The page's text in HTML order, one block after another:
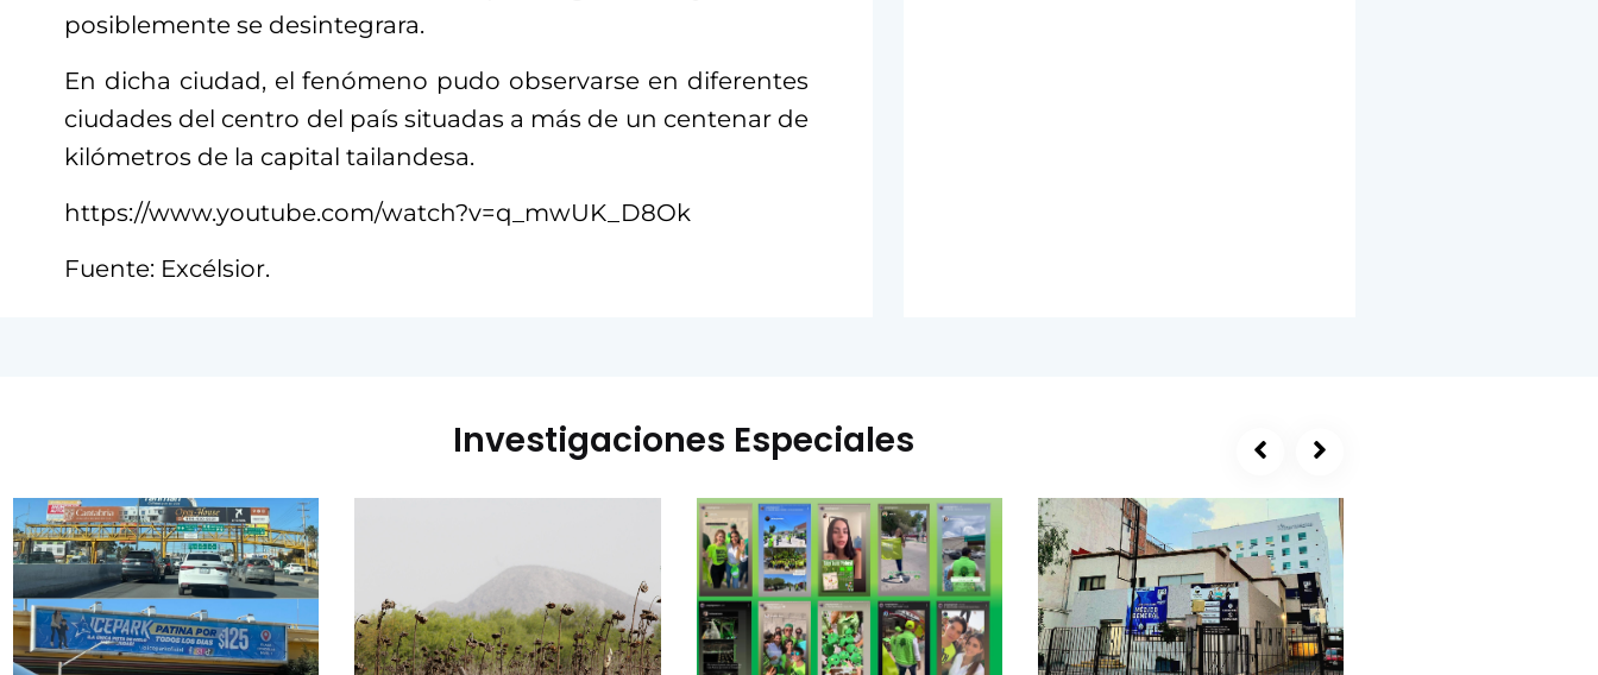
posiblemente se desintegrara.
En dicha ciudad, el fenómeno pudo observarse en diferentes
ciudades del centro del país situadas a más de un centenar de
kilómetros de la capital tailandesa.
https://www.youtube.com/watch?v=q_mwUK_D8Ok
Fuente: Excélsior.
Investigaciones Especiales